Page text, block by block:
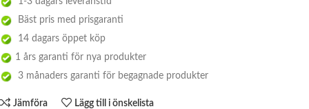
Bäst pris med prisgaranti
14 dagars öppet köp
1 års garanti för nya produkter
3 månaders garanti för begagnade produkter
Jämföra Lägg till i önskelista